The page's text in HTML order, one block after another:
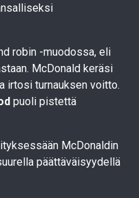
robin -muodossa, eli
McDonald keräsi
irtosi turnauksen voitto.
puoli pistettä
McDonaldin
päättäväisyydellä